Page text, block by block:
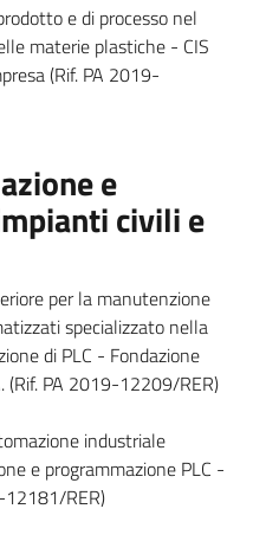
e di processo nel
materie plastiche - CIS
(Rif. PA 2019-
e
civili e
per la manutenzione
specializzato nella
di PLC - Fondazione
(Rif. PA 2019-12209/RER)
industriale
e programmazione PLC -
12181/RER)